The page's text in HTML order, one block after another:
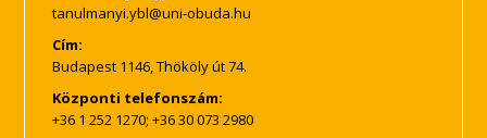
Cím:
Budapest 1146, Thököly út 74.
Központi telefonszám:
+36 1 252 1270; +36 30 073 2980